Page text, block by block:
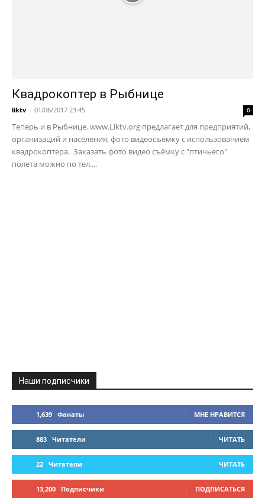
Квадрокоптер в Рыбнице
liktv - 01/06/2017 23:45 0
Теперь и в Рыбнице. www.Liktv.org предлагает для предприятий,
организаций и населения, фото видеосъёмку с использованием
квадрокоптера. Заказать фото видео съёмку с "птичьего"
полета можно по тел....
Наши подписчики
1,639 Фанаты МНЕ НРАВИТСЯ
883 Читатели ЧИТАТЬ
22 Читатели ЧИТАТЬ
13,200 Подписчики ПОДПИСАТЬСЯ